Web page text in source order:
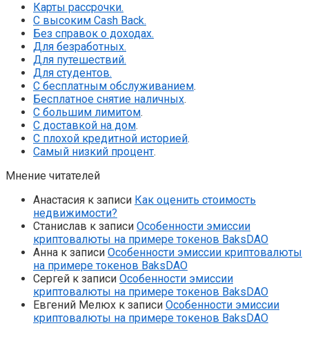
Карты рассрочки.
С высоким Cash Back.
Без справок о доходах.
Для безработных.
Для путешествий.
Для студентов.
С бесплатным обслуживанием.
Бесплатное снятие наличных.
С большим лимитом.
С доставкой на дом.
С плохой кредитной историей.
Самый низкий процент.
Мнение читателей
Анастасия к записи Как оценить стоимость
недвижимости?
Станислав к записи Особенности эмиссии
криптовалюты на примере токенов BaksDAO
Анна к записи Особенности эмиссии криптовалюты
на примере токенов BaksDAO
Сергей к записи Особенности эмиссии
криптовалюты на примере токенов BaksDAO
Евгений Мелюх к записи Особенности эмиссии
криптовалюты на примере токенов BaksDAO